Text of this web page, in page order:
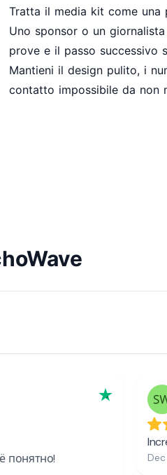
Tratta il media kit come una
Uno sponsor o un
prove e il passo successivo
Mantieni il design pulito, i
contatto impossibile da non